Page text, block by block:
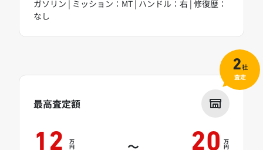
ガソリン | ミッション：MT | ハンドル：右 | 修復歴：
なし
最高査定額
12 万
円 ～ 20 万
円
2社
査定